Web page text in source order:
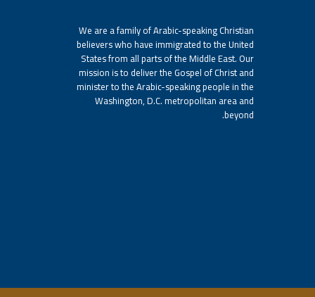
We are a family of Arabic-speaking Christian
believers who have immigrated to the United
States from all parts of the Middle East. Our
mission is to deliver the Gospel of Christ and
minister to the Arabic-speaking people in the
Washington, D.C. metropolitan area and
beyond.